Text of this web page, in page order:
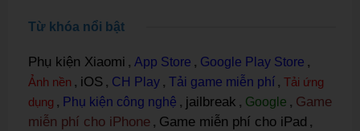
Từ khóa nổi bật
Phụ kiện Xiaomi , App Store , Google Play Store ,
Ảnh nền , iOS , CH Play , Tải game miễn phí , Tải ứng
dụng , Phụ kiện công nghệ , jailbreak , Google , Game
miễn phí cho iPhone , Game miễn phí cho iPad ,